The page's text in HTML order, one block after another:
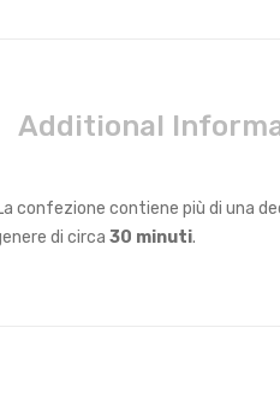
Additional
confezione contiene più di una
di circa 30 minuti.